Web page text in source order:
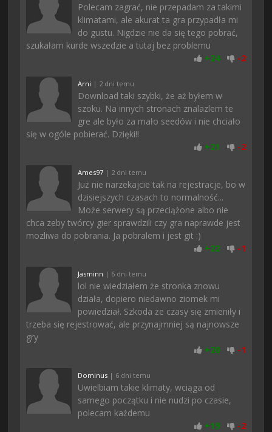
Polecam zagrać, nie przepadam za takimi
klimatami, ale akurat ta gra przypadła mi
do gustu. Nigdzie nie da się tego pobrać,
szukałam kurde wszedzie a tutaj bez problemu
+24 -2
Arni | 2 dni temu
Download taki szybki, że aż byłem w
szoku. Na innych stronach znalazlem te
gre ale było za mało seedów i nie chciało
się w ogóle pobierać. Dzięki!!
+21 -2
Ames97 | 2 dni temu
Już nie narzekajcie tak na rejestracje, bo w
dzisiejszych czasach to normalność...
Może serwery są przeciążone albo nie
chca zeby twórcy gier sprawdzili czy gra naprawde jest
mozliwa do pobrania. Ja pobralem i jest git :)
+22 -1
Jasminn | 6 dni temu
lol nie wiedziałem że stronka znowu
działa, dopiero niedawno ziomek mi
powiedział. Szkoda że czasy się zmieniły i
trzeba się rejestrować, ale przynajmniej są najnowsze
gry
+20 -1
Dominus | 6 dni temu
Uwielbiam takie klimaty, wciąga od
samego początku i nie nudzi po czasie,
polecam każdemu
+19 -2